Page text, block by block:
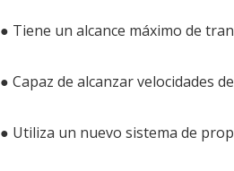
● Tiene un alcance máximo de
● Capaz de alcanzar velocidades
● Utiliza un nuevo sistema de